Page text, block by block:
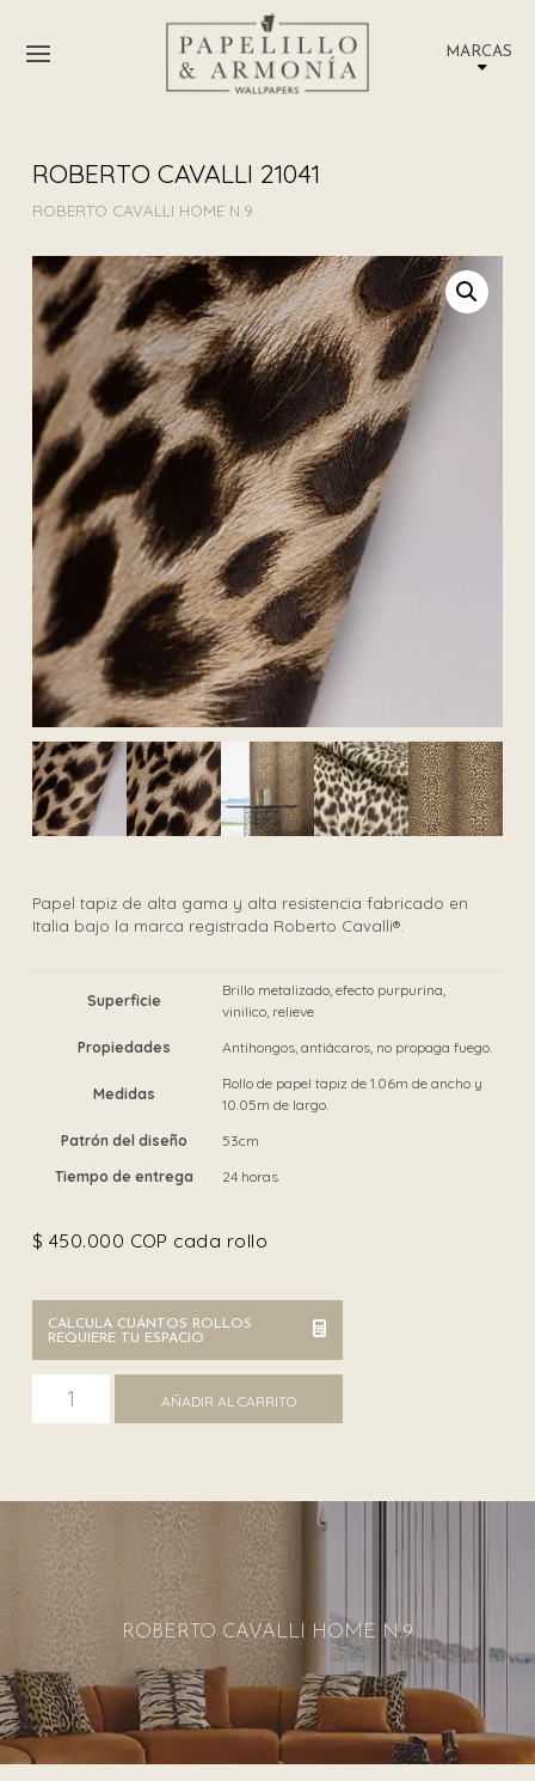
MARCAS
ROBERTO CAVALLI 21041
ROBERTO CAVALLI HOME N.9
Papel tapiz de alta gama y alta resistencia fabricado en
Italia bajo la marca registrada Roberto Cavalli®.
Superficie
Brillo metalizado, efecto purpurina,
vinilico, relieve
Propiedades
Antihongos, antiácaros, no propaga fuego.
Medidas
Rollo de papel tapiz de 1.06m de ancho y
10.05m de largo.
Patrón del diseño
53cm
Tiempo de entrega
24 horas
$ 450.000 COP cada rollo
CALCULA CUÁNTOS ROLLOS
REQUIERE TU ESPACIO
AÑADIR AL CARRITO
ROBERTO CAVALLI HOME N.9